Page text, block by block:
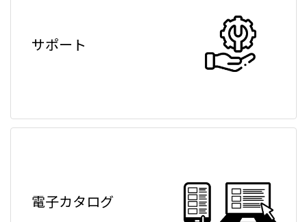
サポート
電子カタログ